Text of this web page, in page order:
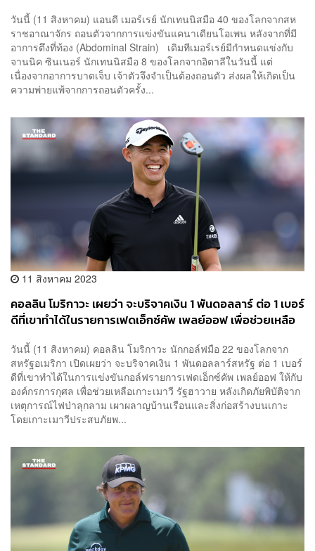
วันนี้ (11 สิงหาคม) แอนดี เมอร์เรย์ นักเทนนิสมือ 40 ของโลกจากสห
ราชอาณาจักร ถอนตัวจากการแข่งขันแคนาเดียนโอเพน หลังจากที่มี
อาการตึงที่ท้อง (Abdominal Strain) เดิมทีเมอร์เรย์มีกำหนดแข่งกับ
จานนิค ซินเนอร์ นักเทนนิสมือ 8 ของโลกจากอิตาลีในวันนี้ แต่
เนื่องจากอาการบาดเจ็บ เจ้าตัวจึงจำเป็นต้องถอนตัว ส่งผลให้เกิดเป็น
ความพ่ายแพ้จากการถอนตัวครั้ง...
11 สิงหาคม 2023
คอลลิน โมริกาวะ เผยว่า จะบริจาคเงิน 1 พันดอลลาร์ ต่อ 1 เบอร์
ดีที่เขาทำได้ในรายการเฟดเอ็กซ์คัพ เพลย์ออฟ เพื่อช่วยเหลือ
วันนี้ (11 สิงหาคม) คอลลิน โมริกาวะ นักกอล์ฟมือ 22 ของโลกจาก
สหรัฐอเมริกา เปิดเผยว่า จะบริจาคเงิน 1 พันดอลลาร์สหรัฐ ต่อ 1 เบอร์
ดีที่เขาทำได้ในการแข่งขันกอล์ฟรายการเฟดเอ็กซ์คัพ เพลย์ออฟ ให้กับ
องค์กรการกุศล เพื่อช่วยเหลือเกาะเมาวี รัฐฮาวาย หลังเกิดภัยพิบัติจาก
เหตุการณ์ไฟป่าลุกลาม เผาผลาญบ้านเรือนและสิ่งก่อสร้างบนเกาะ
โดยเกาะเมาวีประสบภัยพ...